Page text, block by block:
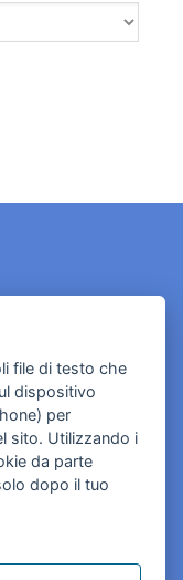
file di testo che
dispositivo
per
sito. Utilizzando i
da parte
dopo il tuo